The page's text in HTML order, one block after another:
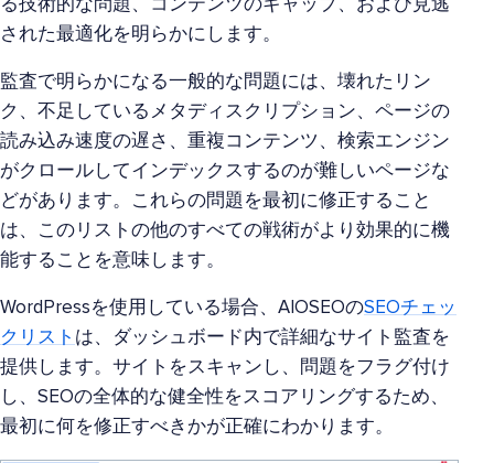
る技術的な問題、コンテンツのギャップ、および見逃
された最適化を明らかにします。
監査で明らかになる一般的な問題には、壊れたリン
ク、不足しているメタディスクリプション、ページの
読み込み速度の遅さ、重複コンテンツ、検索エンジン
がクロールしてインデックスするのが難しいページな
どがあります。これらの問題を最初に修正すること
は、このリストの他のすべての戦術がより効果的に機
能することを意味します。
WordPressを使用している場合、AIOSEOのSEOチェッ
クリスト は、ダッシュボード内で詳細なサイト監査を
提供します。サイトをスキャンし、問題をフラグ付け
し、SEOの全体的な健全性をスコアリングするため、
最初に何を修正すべきかが正確にわかります。